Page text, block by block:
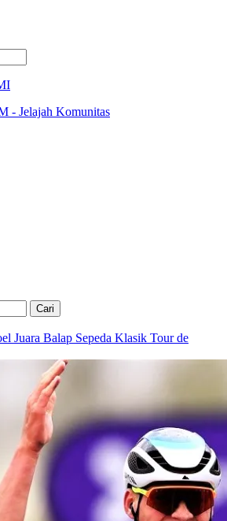
- Jelajah Komunitas
Juara Balap Sepeda Klasik Tour de